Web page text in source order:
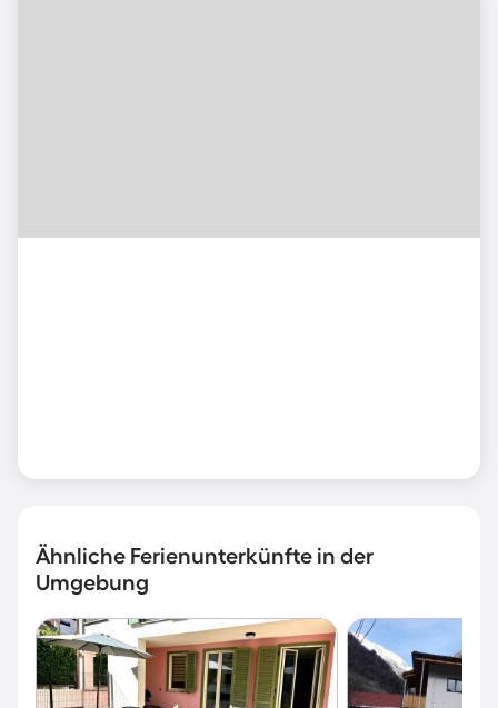
Ähnliche Ferienunterkünfte in der
Umgebung